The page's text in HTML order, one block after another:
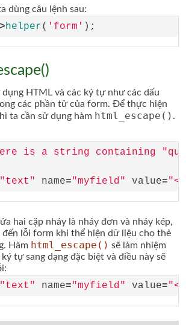
dùng câu lệnh sau:
helper( 'form'
HTML và các ký tự như các dấu
các phần tử của form. Để thực hiện
ta cần sử dụng hàm html_escape() .
is a string containing
"text" name="myfield" value=
hai cặp nháy là nháy đơn và nháy kép,
đến lỗi form khi thể hiện dữ liệu cho thẻ
Hàm html_escape() sẽ làm nhiệm
tự sang dạng đặc biệt và điều này sẽ
"text" name="myfield" value=